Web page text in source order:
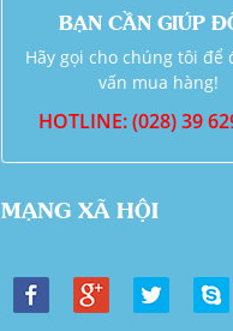
BẠN CẦN GIÚP
Hãy gọi cho chúng tôi để
vấn mua hàng!
HOTLINE: (028) 39
MẠNG XÃ HỘI